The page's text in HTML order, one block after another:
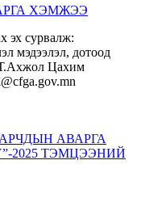
ХЭМЖЭЭ
АВАРГА
2025 ТЭМЦЭЭНИЙ